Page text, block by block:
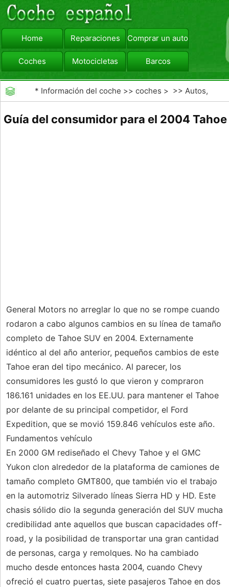
Home Reparaciones Comprar un automóvil
Coches Motocicletas Barcos
viajar Camiones
* Información del coche >>coches > >>Autos,
Guía del consumidor para el 2004 Tahoe
General Motors no arreglar lo que no se rompe cuando
rodaron a cabo algunos cambios en su línea de tamaño
completo de Tahoe SUV en 2004. Externamente
idéntico al del año anterior, pequeños cambios de este
Tahoe eran del tipo mecánico. Al parecer, los
consumidores les gustó lo que vieron y compraron
186.161 unidades en los EE.UU. para mantener el Tahoe
por delante de su principal competidor, el Ford
Expedition, que se movió 159.846 vehículos este año.
Fundamentos vehículo
En 2000 GM rediseñado el Chevy Tahoe y el GMC
Yukon clon alrededor de la plataforma de camiones de
tamaño completo GMT800, que también vio el trabajo
en la automotriz Silverado líneas Sierra HD y HD. Este
chasis sólido dio la segunda generación del SUV mucha
credibilidad ante aquellos que buscan capacidades off-
road, y la posibilidad de transportar una gran cantidad
de personas, carga y remolques. No ha cambiado
mucho desde entonces hasta 2004, cuando Chevy
ofreció el cuatro puertas, siete pasajeros Tahoe en dos